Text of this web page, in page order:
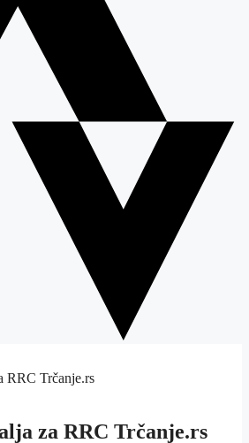
za RRC Trčanje.rs